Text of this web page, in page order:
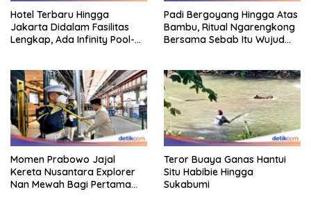
Hotel Terbaru Hingga
Jakarta Didalam Fasilitas
Lengkap, Ada Infinity Pool-
Padi Bergoyang Hingga Atas
Bambu, Ritual Ngarengkong
Bersama Sebab Itu Wujud
Momen Prabowo Jajal
Kereta Nusantara Explorer
Nan Mewah Bagi Pertama
Teror Buaya Ganas Hantui
Situ Habibie Hingga
Sukabumi